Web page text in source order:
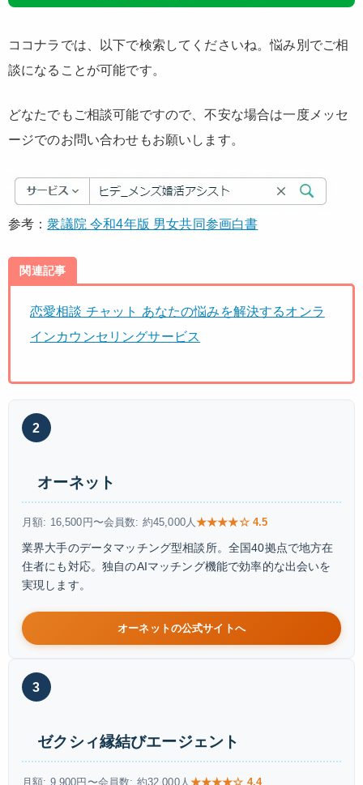
ココナラでは、以下で検索してくださいね。悩み別でご相
談になることが可能です。
どなたでもご相談可能ですので、不安な場合は一度メッセ
ージでのお問い合わせもお願いします。
参考：衆議院 令和4年版 男女共同参画白書
関連記事
恋愛相談 チャット あなたの悩みを解決するオンラ
インカウンセリングサービス
2
オーネット
月額: 16,500円〜会員数: 約45,000人★★★★☆ 4.5
業界大手のデータマッチング型相談所。全国40拠点で地方在
住者にも対応。独自のAIマッチング機能で効率的な出会いを
実現します。
オーネットの公式サイトへ
3
ゼクシィ縁結びエージェント
月額: 9,900円〜会員数: 約32,000人 ★★★★☆ 4.4